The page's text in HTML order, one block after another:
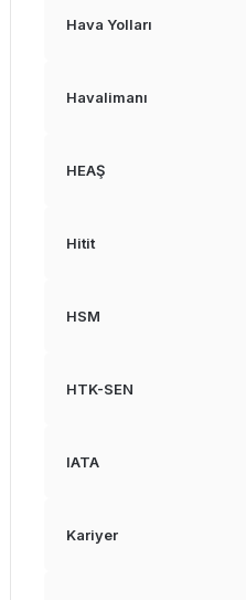
Hava Yolları
Havalimanı
HEAŞ
Hitit
HSM
HTK-SEN
IATA
Kariyer